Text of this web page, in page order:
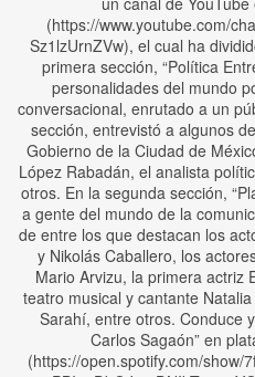
(https://www.youtube.com/
Sz1lzUrnZVw), el cual ha
primera sección, “Política
personalidades del mundo
conversacional, enrutado a un
sección, entrevistó a algunos
Gobierno de la Ciudad de
López Rabadán, el analista
otros. En la segunda sección,
a gente del mundo de la
de entre los que destacan los
y Nikolás Caballero, los
Mario Arvizu, la primera actriz
teatro musical y cantante
Sarahí, entre otros. Conduce
Carlos Sagaón” en
(https://open.spotify.com/show/